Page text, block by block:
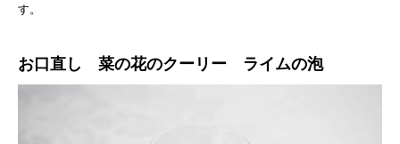
す。
お口直し 菜の花のクーリー ライムの泡